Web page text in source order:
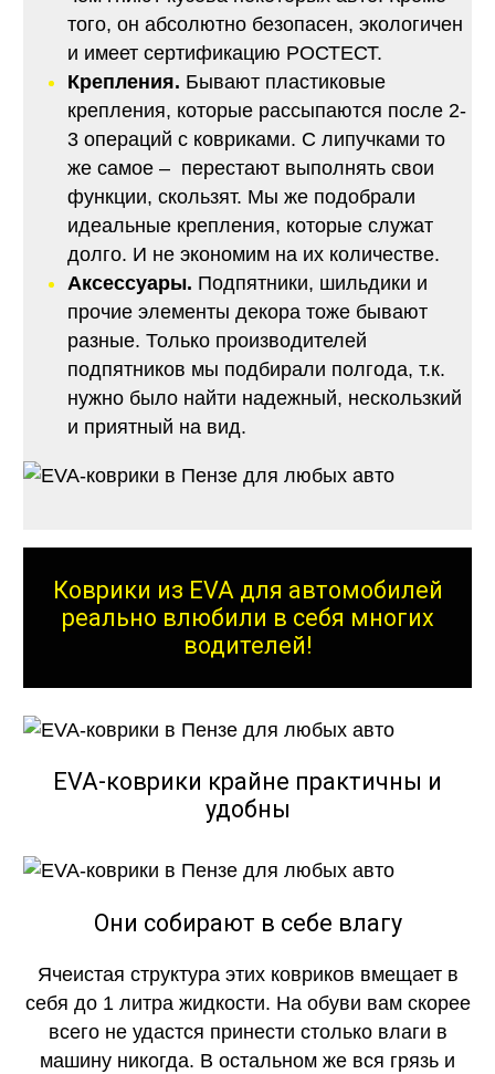
того, он абсолютно безопасен, экологичен
и имеет сертификацию РОСТЕСТ.
Крепления. Бывают пластиковые
крепления, которые рассыпаются после 2-
3 операций с ковриками. С липучками то
же самое – перестают выполнять свои
функции, скользят. Мы же подобрали
идеальные крепления, которые служат
долго. И не экономим на их количестве.
Аксессуары. Подпятники, шильдики и
прочие элементы декора тоже бывают
разные. Только производителей
подпятников мы подбирали полгода, т.к.
нужно было найти надежный, нескользкий
и приятный на вид.
Коврики из EVA для автомобилей
реально влюбили в себя многих
водителей!
EVA-коврики крайне практичны и
удобны
Они собирают в себе влагу
Ячеистая структура этих ковриков вмещает в
себя до 1 литра жидкости. На обуви вам скорее
всего не удастся принести столько влаги в
машину никогда. В остальном же вся грязь и